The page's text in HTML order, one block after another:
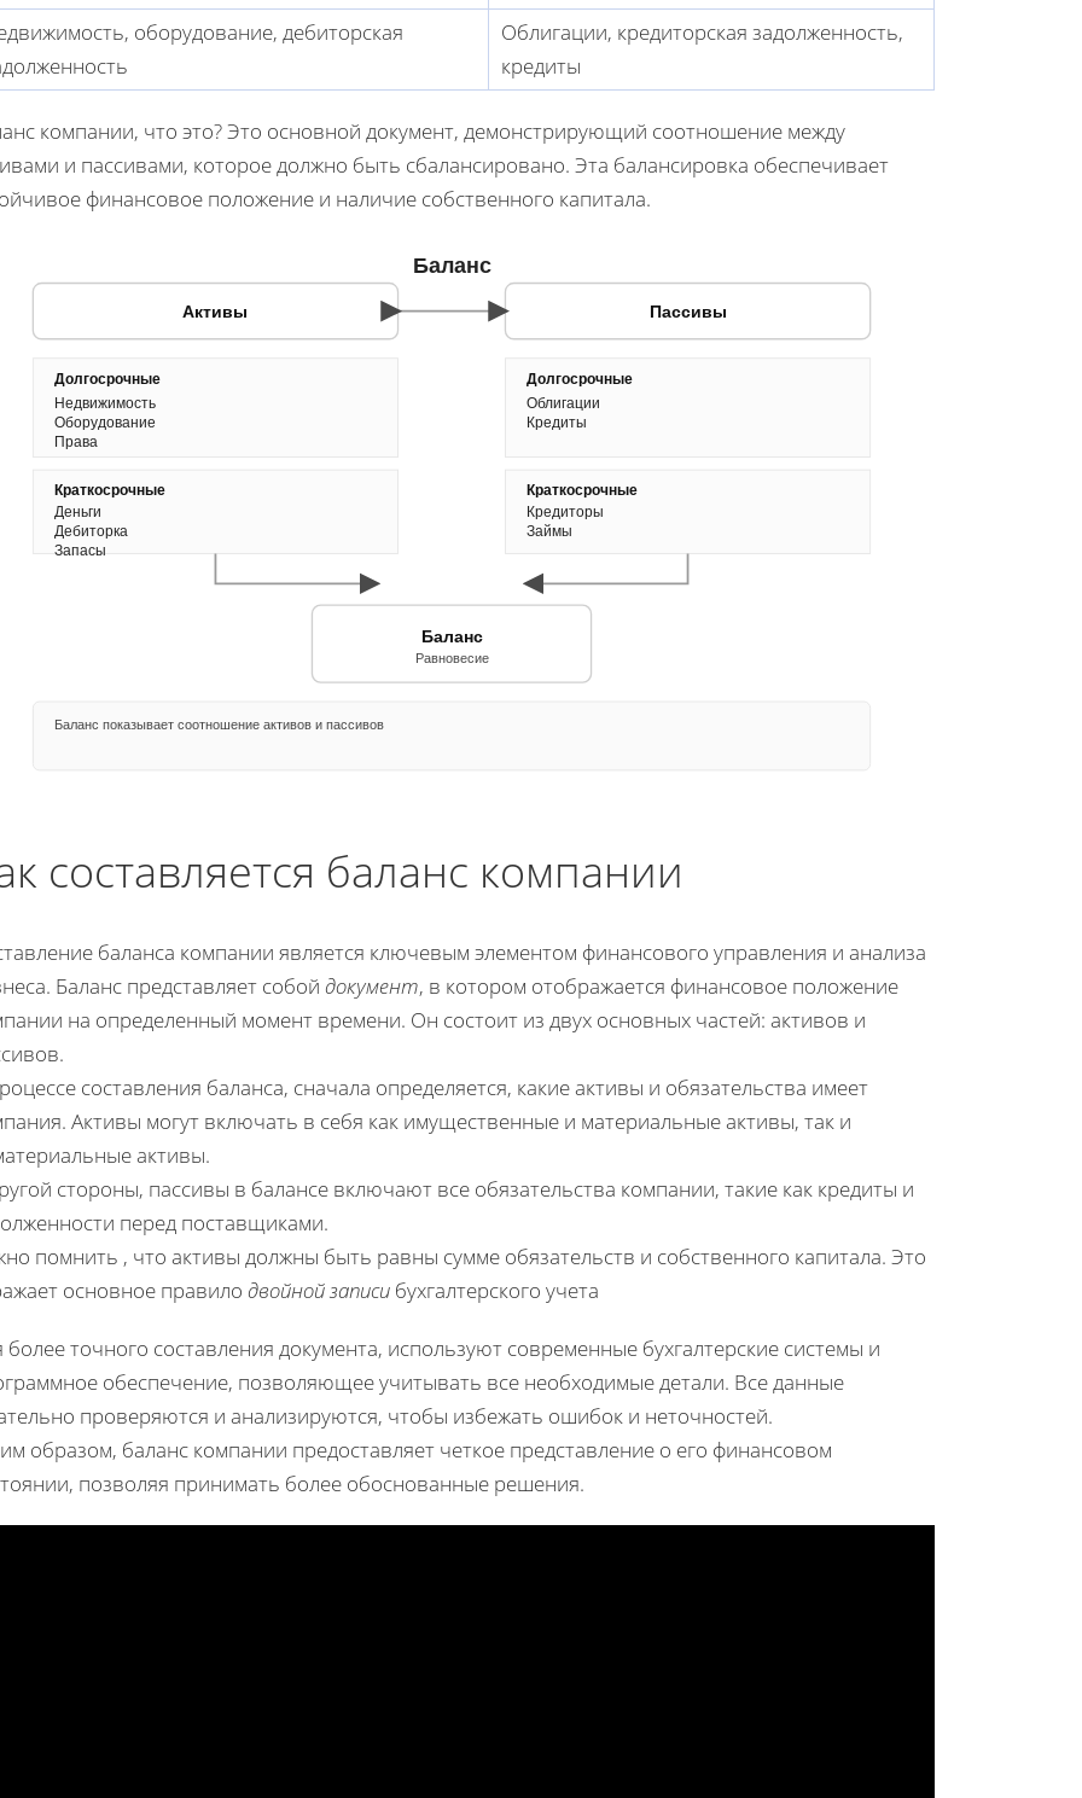
оборудование, дебиторская
Облигации, кредиторская задолженность,
кредиты
компании, что это? Это основной документ, демонстрирующий соотношение между
и пассивами, которое должно быть сбалансировано. Эта балансировка обеспечивает
финансовое положение и наличие собственного капитала.
Баланс
Активы
Долгосрочные
Недвижимость
Оборудование
Права
Краткосрочные
Деньги
Дебиторка
Запасы
Пассивы
Долгосрочные
Облигации
Кредиты
Краткосрочные
Кредиторы
Займы
Баланс
Равновесие
Баланс показывает соотношение активов и пассивов
составляется баланс компании
баланса компании является ключевым элементом финансового управления и анализа
Баланс представляет собой документ, в котором отображается финансовое положение
на определенный момент времени. Он состоит из двух основных частей: активов и
составления баланса, сначала определяется, какие активы и обязательства имеет
Активы могут включать в себя как имущественные и материальные активы, так и
активы.
стороны, пассивы в балансе включают все обязательства компании, такие как кредиты и
перед поставщиками.
помнить , что активы должны быть равны сумме обязательств и собственного капитала. Это
основное правило двойной записи бухгалтерского учета
более точного составления документа, используют современные бухгалтерские системы и
обеспечение, позволяющее учитывать все необходимые детали. Все данные
проверяются и анализируются, чтобы избежать ошибок и неточностей.
образом, баланс компании предоставляет четкое представление о его финансовом
позволяя принимать более обоснованные решения.